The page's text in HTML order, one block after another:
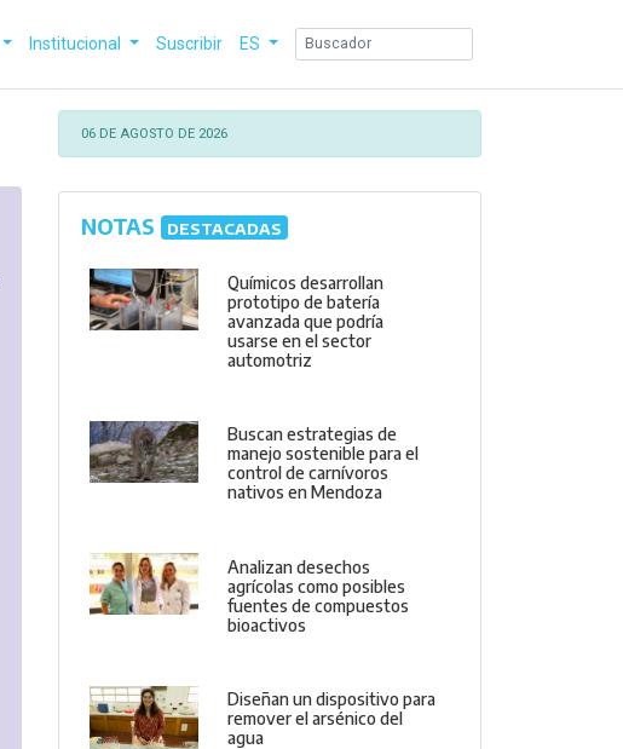
Institucional Suscribir ES
06 DE AGOSTO DE 2026
NOTAS DESTACADAS
Químicos desarrollan
prototipo de batería
avanzada que podría
usarse en el sector
automotriz
Buscan estrategias de
manejo sostenible para el
control de carnívoros
nativos en Mendoza
Analizan desechos
agrícolas como posibles
fuentes de compuestos
bioactivos
Diseñan un dispositivo para
remover el arsénico del
agua